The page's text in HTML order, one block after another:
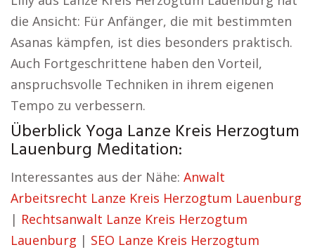
die Ansicht: Für Anfänger, die mit bestimmten
Asanas kämpfen, ist dies besonders praktisch.
Auch Fortgeschrittene haben den Vorteil,
anspruchsvolle Techniken in ihrem eigenen
Tempo zu verbessern.
Überblick Yoga Lanze Kreis Herzogtum
Lauenburg Meditation:
Interessantes aus der Nähe: Anwalt
Arbeitsrecht Lanze Kreis Herzogtum Lauenburg
| Rechtsanwalt Lanze Kreis Herzogtum
Lauenburg | SEO Lanze Kreis Herzogtum